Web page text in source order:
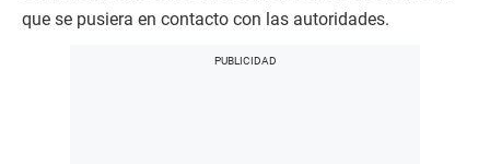
que se pusiera en contacto con las autoridades.